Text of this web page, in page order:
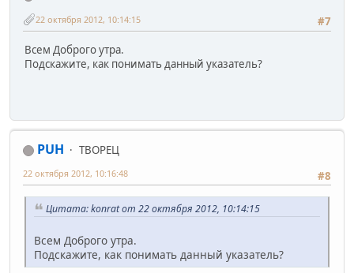
#7
22 октября 2012, 10:14:15
Всем Доброго утра.
Подскажите, как понимать данный указатель?
PUH
ТВОРЕЦ
#8
22 октября 2012, 10:16:48
Цитата: konrat от 22 октября 2012, 10:14:15
Всем Доброго утра.
Подскажите, как понимать данный указатель?